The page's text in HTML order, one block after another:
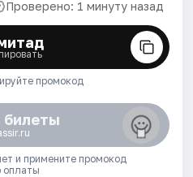
Проверено: 1 минуту назад
промокод
билеты
и примените промокод
оплаты